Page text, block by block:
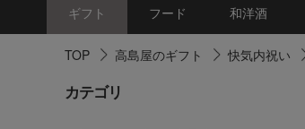
ギフト フード 和洋酒
TOP 高島屋のギフト 快気内祝い
カテゴリ